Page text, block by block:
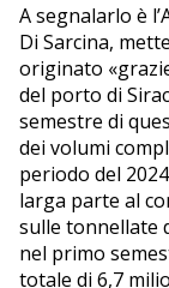
A segnalarlo è
Di Sarcina,
originato
del porto di
semestre di
dei volumi
periodo del
larga parte al
sulle tonnellate
nel primo
totale di 6,7